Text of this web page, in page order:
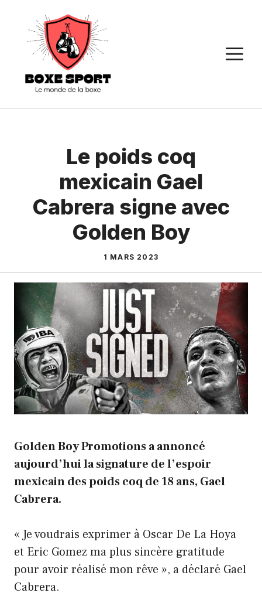
contenu
Le poids coq
mexicain Gael
Cabrera signe avec
Golden Boy
1 MARS 2023
Golden Boy Promotions a annoncé
aujourd’hui la signature de l’espoir
mexicain des poids coq de 18 ans, Gael
Cabrera.
« Je voudrais exprimer à Oscar De La Hoya
et Eric Gomez ma plus sincère gratitude
pour avoir réalisé mon rêve », a déclaré Gael
Cabrera.